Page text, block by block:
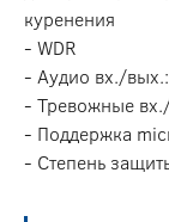
куренения
- WDR
- Аудио вх./
- Тревожные
- Поддержка
- Степень